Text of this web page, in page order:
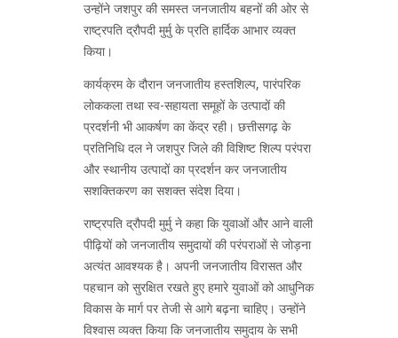
उन्होंने जशपुर की समस्त जनजातीय बहनों की ओर से
राष्ट्रपति द्रौपदी मुर्मु के प्रति हार्दिक आभार व्यक्त
किया।
कार्यक्रम के दौरान जनजातीय हस्तशिल्प, पारंपरिक
लोककला तथा स्व-सहायता समूहों के उत्पादों की
प्रदर्शनी भी आकर्षण का केंद्र रही। छत्तीसगढ़ के
प्रतिनिधि दल ने जशपुर जिले की विशिष्ट शिल्प परंपरा
और स्थानीय उत्पादों का प्रदर्शन कर जनजातीय
सशक्तिकरण का सशक्त संदेश दिया।
राष्ट्रपति द्रौपदी मुर्मु ने कहा कि युवाओं और आने वाली
पीढ़ियों को जनजातीय समुदायों की परंपराओं से जोड़ना
अत्यंत आवश्यक है। अपनी जनजातीय विरासत और
पहचान को सुरक्षित रखते हुए हमारे युवाओं को आधुनिक
विकास के मार्ग पर तेजी से आगे बढ़ना चाहिए। उन्होंने
विश्वास व्यक्त किया कि जनजातीय समुदाय के सभी